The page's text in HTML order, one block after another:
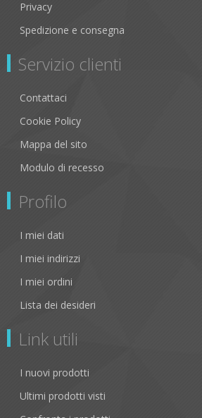
Privacy
Spedizione e consegna
Servizio clienti
Contattaci
Cookie Policy
Mappa del sito
Modulo di recesso
Profilo
I miei dati
I miei indirizzi
I miei ordini
Lista dei desideri
Link utili
I nuovi prodotti
Ultimi prodotti visti